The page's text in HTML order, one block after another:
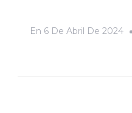
En 6 De Abril De 2024